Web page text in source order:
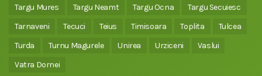
Targu Mures
Targu Neamt Targu Ocna
Targu Secuiesc
Tarnaveni
Tecuci Teius Timisoara Toplita
Tulcea
Turda
Turnu Magurele Unirea Urziceni
Vaslui
Vatra Dornei